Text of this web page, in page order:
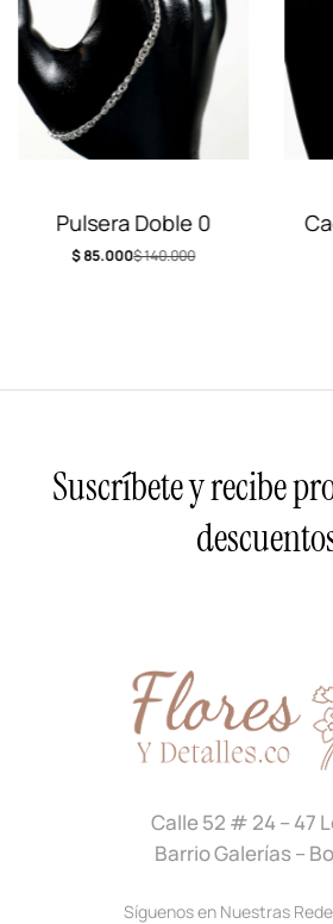
Pulsera Doble 0
$140.000
$85.000
Suscríbete y recibe
Calle 52 # 24 – 47
Barrio Galerías –
Síguenos en Nuestras